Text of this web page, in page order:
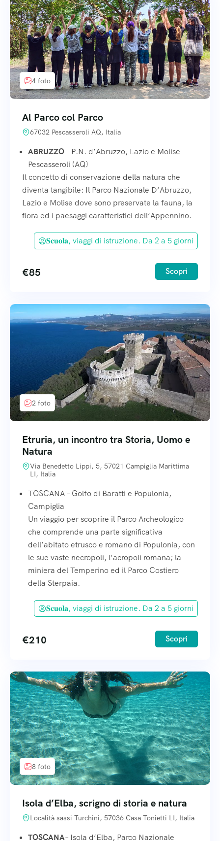
4 foto
Al Parco col Parco
67032 Pescasseroli AQ, Italia
ABRUZZO– P.N. d’Abruzzo, Lazio e Molise –
Pescasseroli (AQ)
Il concetto di conservazione della natura che
diventa tangibile: Il Parco Nazionale D’Abruzzo,
Lazio e Molise dove sono preservate la fauna, la
flora ed i paesaggi caratteristici dell’Appennino.
𝐒𝐜𝐮𝐨𝐥𝐚, viaggi di istruzione. Da 2 a 5 giorni
€85 Scopri
2 foto
Etruria, un incontro tra Storia, Uomo e
Natura
Via Benedetto Lippi, 5, 57021 Campiglia Marittima
LI, Italia
TOSCANA – Golfo di Baratti e Populonia,
Campiglia
Un viaggio per scoprire il Parco Archeologico
che comprende una parte significativa
dell’abitato etrusco e romano di Populonia, con
le sue vaste necropoli, l’acropoli romana; la
miniera del Temperino ed il Parco Costiero
della Sterpaia.
𝐒𝐜𝐮𝐨𝐥𝐚, viaggi di istruzione. Da 2 a 5 giorni
€210 Scopri
8 foto
Isola d’Elba, scrigno di storia e natura
Località sassi Turchini, 57036 Casa Tonietti LI, Italia
TOSCANA– Isola d’Elba, Parco Nazionale